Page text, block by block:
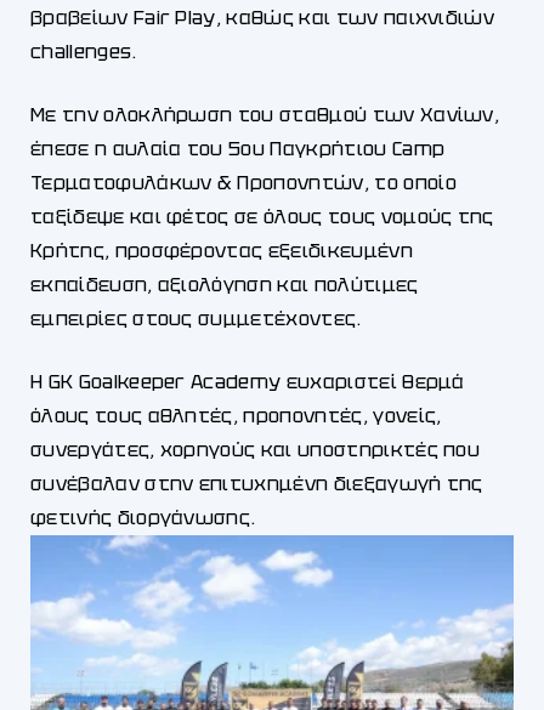
βραβείων Fair Play, καθώς και των παιχνιδιών
challenges.
Με την ολοκλήρωση του σταθμού των Χανίων,
έπεσε η αυλαία του 5ου Παγκρήτιου Camp
Τερματοφυλάκων & Προπονητών, το οποίο
ταξίδεψε και φέτος σε όλους τους νομούς της
Κρήτης, προσφέροντας εξειδικευμένη
εκπαίδευση, αξιολόγηση και πολύτιμες
εμπειρίες στους συμμετέχοντες.
Η GK Goalkeeper Academy ευχαριστεί θερμά
όλους τους αθλητές, προπονητές, γονείς,
συνεργάτες, χορηγούς και υποστηρικτές που
συνέβαλαν στην επιτυχημένη διεξαγωγή της
φετινής διοργάνωσης.